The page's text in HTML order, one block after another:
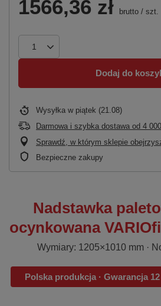
1566,36 zł brutto / szt.
Dodaj do
Wysyłka w piątek (21.08)
Darmowa i szybka dostawa od 4
Sprawdź, w którym sklepie
Bezpieczne zakupy
Nadstawka
ocynkowana
Wymiary: 1205×1010 mm ·
Polska produkcja · Gwarancja